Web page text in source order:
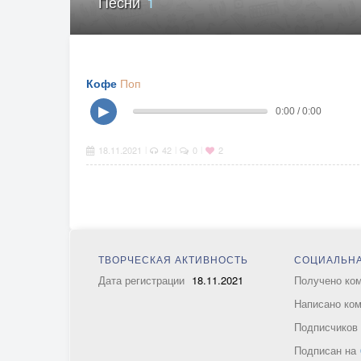
Кофе Поп
▶
0:00 / 0:00
18.11.2021 42 0 2
ТВОРЧЕСКАЯ АКТИВНОСТЬ
Дата регистрации 18.11.2021
Получено
Написано
Подписчиков
Подписан на